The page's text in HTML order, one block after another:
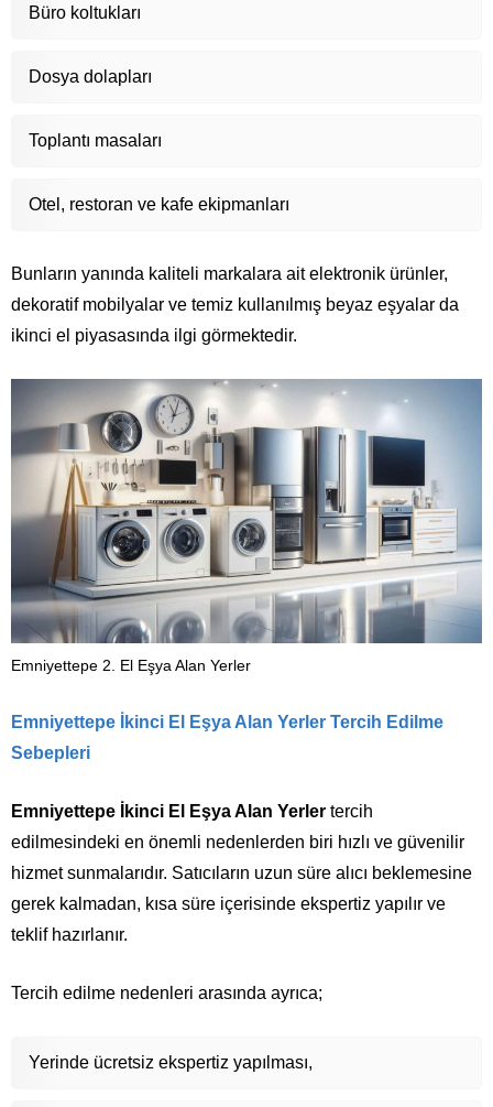
Büro koltukları
Dosya dolapları
Toplantı masaları
Otel, restoran ve kafe ekipmanları
Bunların yanında kaliteli markalara ait elektronik ürünler,
dekoratif mobilyalar ve temiz kullanılmış beyaz eşyalar da
ikinci el piyasasında ilgi görmektedir.
Emniyettepe 2. El Eşya Alan Yerler
Emniyettepe İkinci El Eşya Alan Yerler Tercih Edilme
Sebepleri
Emniyettepe İkinci El Eşya Alan Yerler tercih
edilmesindeki en önemli nedenlerden biri hızlı ve güvenilir
hizmet sunmalarıdır. Satıcıların uzun süre alıcı beklemesine
gerek kalmadan, kısa süre içerisinde ekspertiz yapılır ve
teklif hazırlanır.
Tercih edilme nedenleri arasında ayrıca;
Yerinde ücretsiz ekspertiz yapılması,